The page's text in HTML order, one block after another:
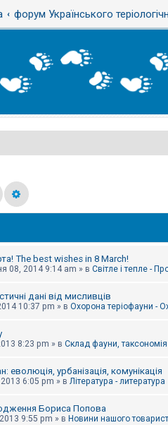
форум Українського
The best wishes in 8 March!
08, 2014 9:14 am » в Світле і тепле -
дані від мисливців
10:37 pm » в Охорона теріофауни -
8:23 pm » в Склад фауни,
урбанізація, комунікація
6:05 pm » в Література - литература
Бориса Попова
9:55 pm » в Новини нашого